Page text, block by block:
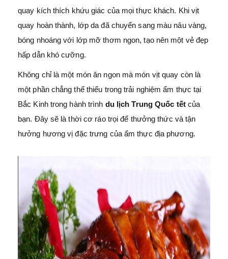
quay kích thích khứu giác của mọi thực khách. Khi vịt
quay hoàn thành, lớp da đã chuyển sang màu nâu vàng,
bóng nhoáng với lớp mỡ thơm ngon, tạo nên một vẻ đẹp
hấp dẫn khó cưỡng.
Không chỉ là một món ăn ngon mà món vịt quay còn là
một phần chẳng thể thiếu trong trải nghiệm ẩm thực tại
Bắc Kinh trong hành trình du lịch Trung Quốc tết của
bạn. Đây sẽ là thời cơ ráo trọi để thưởng thức và tận
hưởng hương vị đặc trưng của ẩm thực địa phương.